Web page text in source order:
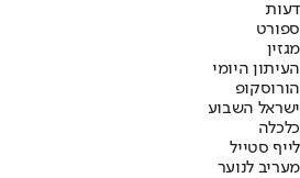
דעות
ספורט
מגזין
העיתון היומי
הורוסקופ
ישראל השבוע
כלכלה
לייף סטייל
מעריב לנוער